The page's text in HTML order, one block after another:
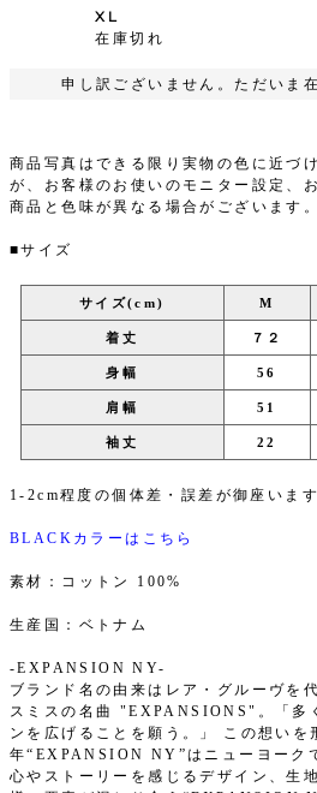
XL
在庫切れ
申し訳ございません。ただいま
商品写真はできる限り実物の色に近づ
が、お客様のお使いのモニター設定、
商品と色味が異なる場合がございます。
■サイズ
サイズ(cm) M
着丈 ７２
身幅 56
肩幅 51
袖丈 22
1-2cm程度の個体差・誤差が御座いま
BLACKカラーはこちら
素材：コットン 100%
生産国：ベトナム
-EXPANSION NY-
ブランド名の由来はレア・グルーヴを
スミスの名曲 "EXPANSIONS"。「多
ンを広げることを願う。」 この想いを
年“EXPANSION NY”はニューヨーク
心やストーリーを感じるデザイン、生